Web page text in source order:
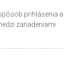
prihlásenia a
zariadeniami